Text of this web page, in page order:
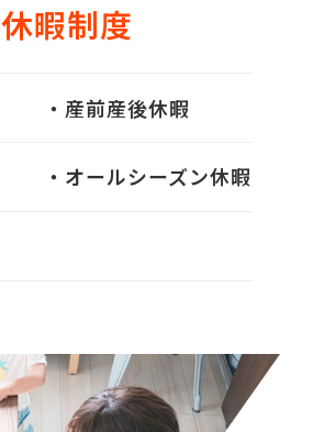
休暇制度
・産前産後休暇
・オールシーズン休暇